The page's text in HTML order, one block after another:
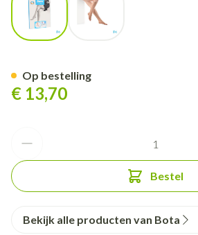
€ 13,70
Bestel
Op bestelling
Bekijk alle producten van Bota